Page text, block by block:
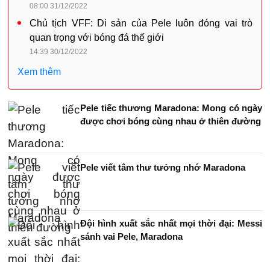
08:00 31/12/2022
Chủ tịch VFF: Di sản của Pele luôn đóng vai trò
quan trọng với bóng đá thế giới
14:39 30/12/2022
Xem thêm
Pele tiếc thương Maradona: Mong có ngày
được chơi bóng cùng nhau ở thiên đường
Pele viết tâm thư tưởng nhớ Maradona
Đội hình xuất sắc nhất mọi thời đại: Messi
sánh vai Pele, Maradona